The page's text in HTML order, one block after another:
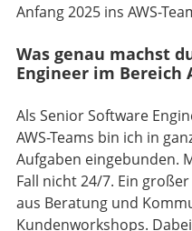
Anfang 2025 ins AWS-
Was genau machst
Engineer im Bereich
Als Senior Software
AWS-Teams bin ich in
Aufgaben eingebunden.
Fall nicht 24/7. Ein
aus Beratung und
Kundenworkshops.